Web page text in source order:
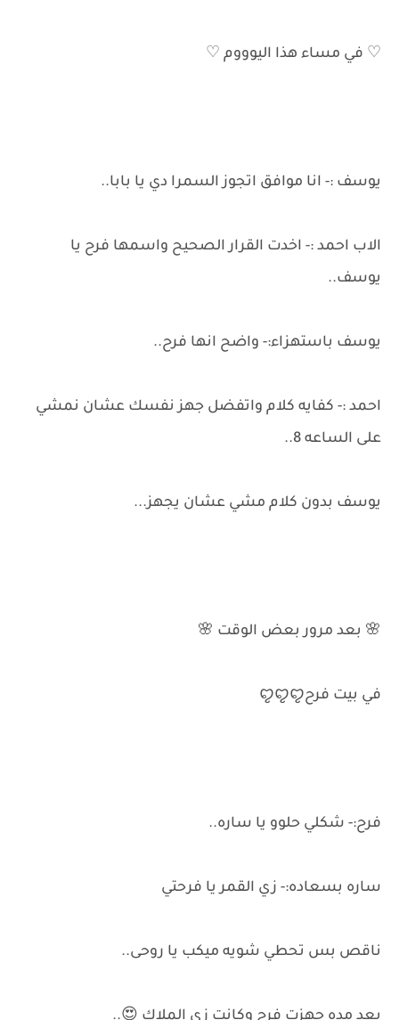
♡︎ في مساء هذا اليوووم ♡︎
يوسف :- انا موافق اتجوز السمرا دي يا بابا..
الاب احمد :- اخدت القرار الصحيح واسمها فرح يا
يوسف..
يوسف باستهزاء:- واضح انها فرح..
احمد :- كفايه كلام واتفضل جهز نفسك عشان نمشي
على الساعه 8..
يوسف بدون كلام مشي عشان يجهز...
🌸 بعد مرور بعض الوقت 🌸
في بيت فرحꨄ︎ꨄ︎ꨄ︎
فرح:- شكلي حلوو يا ساره..
ساره بسعاده:- زي القمر يا فرحتي
ناقص بس تحطي شويه ميكب يا روحى..
بعد مده جهزت فرح وكانت زي الملاك 😍..